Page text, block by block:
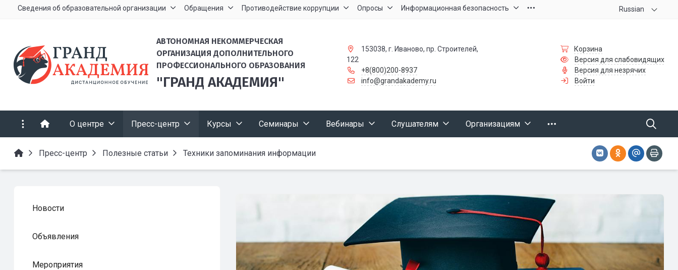
Сведения об образовательной организации Обращения Противодействие коррупции Опросы Информационная безопасность Russian
АВТОНОМНАЯ НЕКОММЕРЧЕСКАЯ
ОРГАНИЗАЦИЯ ДОПОЛНИТЕЛЬНОГО
ПРОФЕССИОНАЛЬНОГО ОБРАЗОВАНИЯ
"ГРАНД АКАДЕМИЯ"
153038, г. Иваново, пр. Строителей,
122
+8(800)200-8937
info@grandakademy.ru
Корзина
Версия для слабовидящих
Версия для незрячих
Войти
О центре Пресс-центр Курсы Семинары Вебинары Слушателям Организациям
Пресс-центр Полезные статьи Техники запоминания информации
Новости
Объявления
Мероприятия